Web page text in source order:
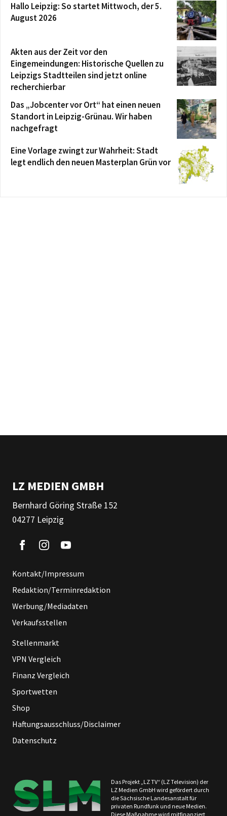
Hallo Leipzig: So startet Mittwoch, der 5.
August 2026
Akten aus der Zeit vor den
Eingemeindungen: Historische Quellen zu
Leipzigs Stadtteilen sind jetzt online
recherchierbar
Das „Jobcenter vor Ort“ hat einen neuen
Standort in Leipzig-Grünau. Wir haben
nachgefragt
Eine Vorlage zwingt zur Wahrheit: Stadt
legt endlich den neuen Masterplan Grün vor
LZ MEDIEN GMBH
Bernhard Göring Straße 152
04277 Leipzig
Kontakt/Impressum
Redaktion/Terminredaktion
Werbung/Mediadaten
Verkaufsstellen
Stellenmarkt
VPN Vergleich
Finanz Vergleich
Sportwetten
Shop
Haftungsausschluss/Disclaimer
Datenschutz
Das Projekt „LZ TV“ (LZ Television) der
LZ Medien GmbH wird gefördert durch
die Sächsische Landesanstalt für
privaten Rundfunk und neue Medien.
Diese Maßnahme wird mitfinanziert